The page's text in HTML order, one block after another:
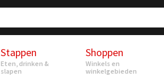
Stappen
Eten, drinken &
slapen
Shoppen
Winkels en
winkelgebieden